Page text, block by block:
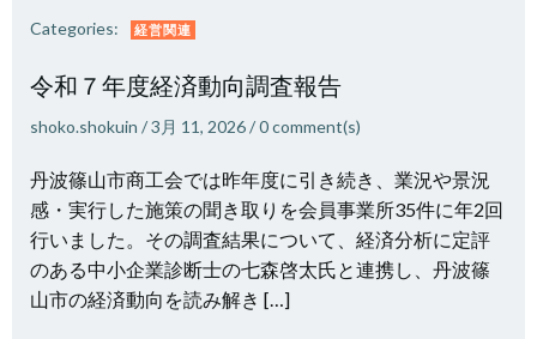
Categories: 経営関連
令和７年度経済動向調査報告
shoko.shokuin /3月 11, 2026/0comment(s)
丹波篠山市商工会では昨年度に引き続き、業況や景況
感・実行した施策の聞き取りを会員事業所35件に年2回
行いました。その調査結果について、経済分析に定評
のある中小企業診断士の七森啓太氏と連携し、丹波篠
山市の経済動向を読み解き […]